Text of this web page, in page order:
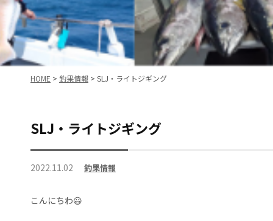
HOME > 釣果情報 > SLJ・ライトジギング
SLJ・ライトジギング
2022.11.02 釣果情報
こんにちわ😃